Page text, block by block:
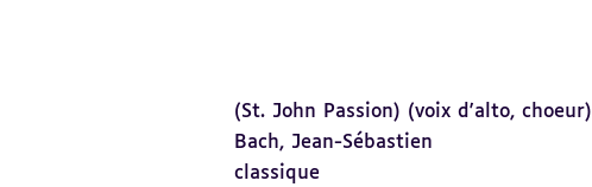
(St. John Passion) (voix d'alto, choeur)
Bach, Jean-Sébastien
classique